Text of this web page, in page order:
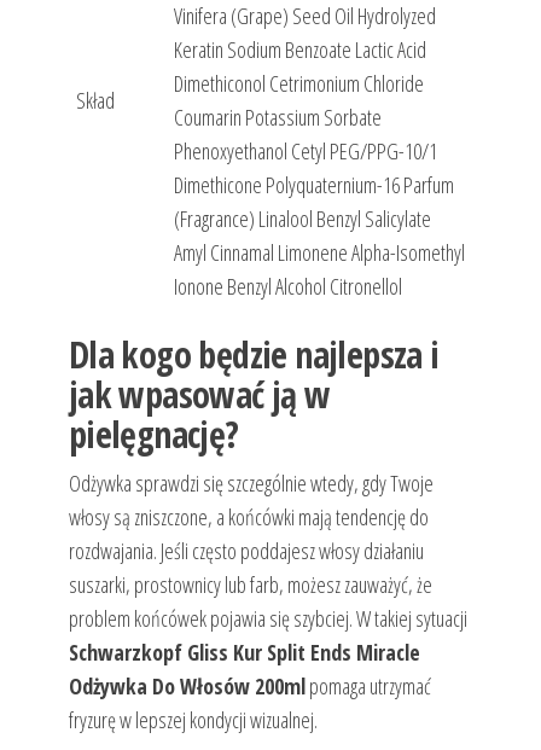
Skład
Vinifera (Grape) Seed Oil Hydrolyzed
Keratin Sodium Benzoate Lactic Acid
Dimethiconol Cetrimonium Chloride
Coumarin Potassium Sorbate
Phenoxyethanol Cetyl PEG/PPG-10/1
Dimethicone Polyquaternium-16 Parfum
(Fragrance) Linalool Benzyl Salicylate
Amyl Cinnamal Limonene Alpha-Isomethyl
Ionone Benzyl Alcohol Citronellol
Dla kogo będzie najlepsza i
jak wpasować ją w
pielęgnację?
Odżywka sprawdzi się szczególnie wtedy, gdy Twoje
włosy są zniszczone, a końcówki mają tendencję do
rozdwajania. Jeśli często poddajesz włosy działaniu
suszarki, prostownicy lub farb, możesz zauważyć, że
problem końcówek pojawia się szybciej. W takiej sytuacji
Schwarzkopf Gliss Kur Split Ends Miracle
Odżywka Do Włosów 200mlpomaga utrzymać
fryzurę w lepszej kondycji wizualnej.